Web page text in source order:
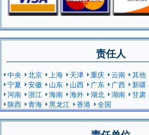
责任人
中央 北京 上海 天津 重庆 云南 其他
宁夏
安徽 山东 山西 广东 广西 新疆
河南
浙江 海南 海外 湖北 湖南 甘肃
陕西
青海 黑龙江 香港 全国